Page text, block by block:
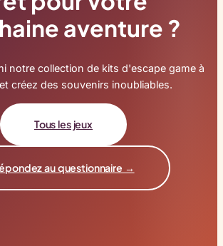
aventure ?
notre collection de kits d'escape game à
créez des souvenirs inoubliables.
Tous les jeux
au questionnaire →